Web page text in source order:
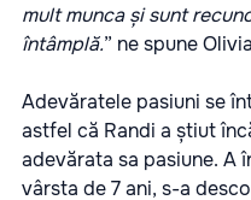
mult munca și sunt
întâmplă.” ne spune
Adevăratele pasiuni se
astfel că Randi a știut
adevărata sa pasiune. A
vârsta de 7 ani, s-a